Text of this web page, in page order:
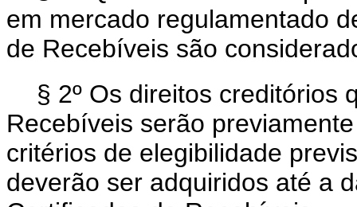
em mercado regulamentado
de Recebíveis são
§ 2º Os direitos creditórios
Recebíveis serão
critérios de elegibilidade
deverão ser adquiridos até a